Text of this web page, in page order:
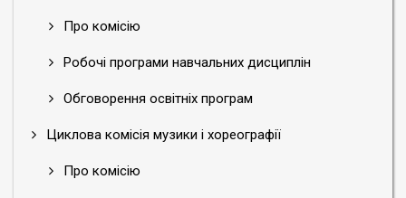
Про комісію
Робочі програми навчальних дисциплін
Обговорення освітніх програм
Циклова комісія музики і хореографії
Про комісію